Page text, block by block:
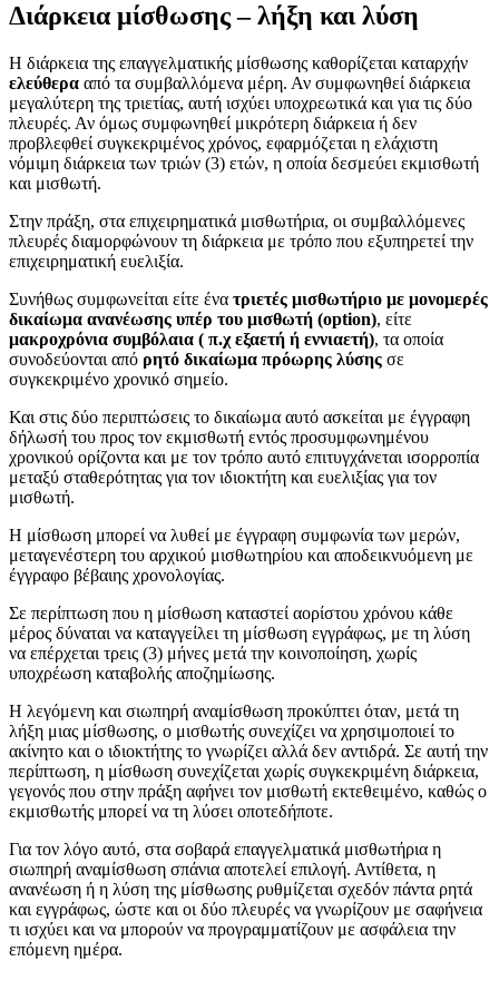
Διάρκεια μίσθωσης – λήξη και λύση
Η διάρκεια της επαγγελματικής μίσθωσης καθορίζεται καταρχήν
ελεύθερα από τα συμβαλλόμενα μέρη. Αν συμφωνηθεί διάρκεια
μεγαλύτερη της τριετίας, αυτή ισχύει υποχρεωτικά και για τις δύο
πλευρές. Αν όμως συμφωνηθεί μικρότερη διάρκεια ή δεν
προβλεφθεί συγκεκριμένος χρόνος, εφαρμόζεται η ελάχιστη
νόμιμη διάρκεια των τριών (3) ετών, η οποία δεσμεύει εκμισθωτή
και μισθωτή.
Στην πράξη, στα επιχειρηματικά μισθωτήρια, οι συμβαλλόμενες
πλευρές διαμορφώνουν τη διάρκεια με τρόπο που εξυπηρετεί την
επιχειρηματική ευελιξία.
Συνήθως συμφωνείται είτε ένα τριετές μισθωτήριο με μονομερές
δικαίωμα ανανέωσης υπέρ του μισθωτή (option), είτε
μακροχρόνια συμβόλαια ( π.χ εξαετή ή εννιαετή), τα οποία
συνοδεύονται από ρητό δικαίωμα πρόωρης λύσης σε
συγκεκριμένο χρονικό σημείο.
Και στις δύο περιπτώσεις το δικαίωμα αυτό ασκείται με έγγραφη
δήλωσή του προς τον εκμισθωτή εντός προσυμφωνημένου
χρονικού ορίζοντα και με τον τρόπο αυτό επιτυγχάνεται ισορροπία
μεταξύ σταθερότητας για τον ιδιοκτήτη και ευελιξίας για τον
μισθωτή.
Η μίσθωση μπορεί να λυθεί με έγγραφη συμφωνία των μερών,
μεταγενέστερη του αρχικού μισθωτηρίου και αποδεικνυόμενη με
έγγραφο βέβαιης χρονολογίας.
Σε περίπτωση που η μίσθωση καταστεί αορίστου χρόνου κάθε
μέρος δύναται να καταγγείλει τη μίσθωση εγγράφως, με τη λύση
να επέρχεται τρεις (3) μήνες μετά την κοινοποίηση, χωρίς
υποχρέωση καταβολής αποζημίωσης.
Η λεγόμενη και σιωπηρή αναμίσθωση προκύπτει όταν, μετά τη
λήξη μιας μίσθωσης, ο μισθωτής συνεχίζει να χρησιμοποιεί το
ακίνητο και ο ιδιοκτήτης το γνωρίζει αλλά δεν αντιδρά. Σε αυτή την
περίπτωση, η μίσθωση συνεχίζεται χωρίς συγκεκριμένη διάρκεια,
γεγονός που στην πράξη αφήνει τον μισθωτή εκτεθειμένο, καθώς ο
εκμισθωτής μπορεί να τη λύσει οποτεδήποτε.
Για τον λόγο αυτό, στα σοβαρά επαγγελματικά μισθωτήρια η
σιωπηρή αναμίσθωση σπάνια αποτελεί επιλογή. Αντίθετα, η
ανανέωση ή η λύση της μίσθωσης ρυθμίζεται σχεδόν πάντα ρητά
και εγγράφως, ώστε και οι δύο πλευρές να γνωρίζουν με σαφήνεια
τι ισχύει και να μπορούν να προγραμματίζουν με ασφάλεια την
επόμενη ημέρα.